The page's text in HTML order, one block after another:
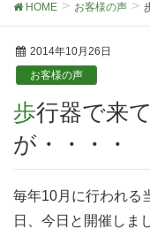
HOME お客様の声
2014年10月26日
お客様の声
歩行器で来て頂いたお客様
が・・・・
毎年10月に行われる
日、今日と開催しま